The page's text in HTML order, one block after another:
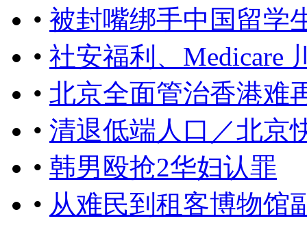
• 被封嘴绑手中国留学
• 社安福利、Medicare
• 北京全面管治香港难
• 清退低端人口／北京
• 韩男殴抢2华妇认罪
• 从难民到租客博物馆